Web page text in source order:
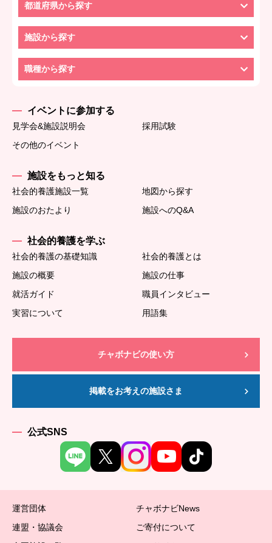
都道府県から探す
施設から探す
職種から探す
イベントに参加する
見学会&施設説明会
採用試験
その他のイベント
施設をもっと知る
社会的養護施設一覧
地図から探す
施設のおたより
施設へのQ&A
社会的養護を学ぶ
社会的養護の基礎知識
社会的養護とは
施設の概要
施設の仕事
就活ガイド
職員インタビュー
実習について
用語集
チャボナビの使い方
掲載をお考えの施設さま
公式SNS
運営団体
チャボナビNews
連盟・協議会
ご寄付について